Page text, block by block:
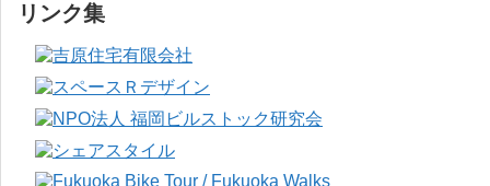
リンク集